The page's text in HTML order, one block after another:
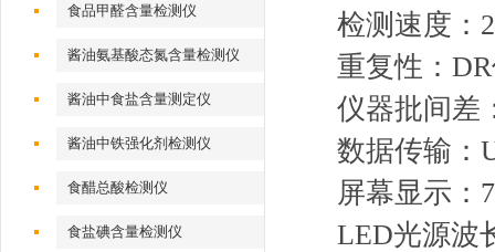
食品甲醛含量检测仪
酱油氨基酸态氮含量检测仪
酱油中食盐含量测定仪
酱油中铁强化剂检测仪
食醋总酸检测仪
食盐碘含量检测仪
检测速度：
重复性：
仪器批间差
数据传输：
屏幕显示：
LED光源波